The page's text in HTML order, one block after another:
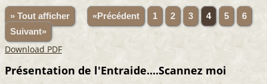
» Tout afficher «Précédent 1 2 3 4 5
6
Suivant»
Download PDF
Présentation de l'Entraide....Scannez moi